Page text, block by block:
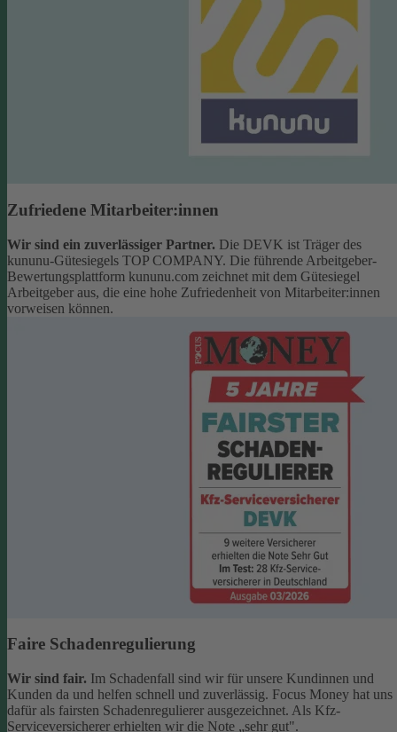
Zufriedene Mitarbeiter:innen
Wir sind ein zuverlässiger Partner. Die DEVK ist Träger des
kununu-Gütesiegels TOP COMPANY. Die führende Arbeitgeber-
Bewertungsplattform kununu.com zeichnet mit dem Gütesiegel
Arbeitgeber aus, die eine hohe Zufriedenheit von Mitarbeiter:innen
vorweisen können.
Faire Schadenregulierung
Wir sind fair. Im Schadenfall sind wir für unsere Kundinnen und
Kunden da und helfen schnell und zuverlässig. Focus Money hat uns
dafür als fairsten Schadenregulierer ausgezeichnet. Als Kfz-
Serviceversicherer erhielten wir die Note „sehr gut".